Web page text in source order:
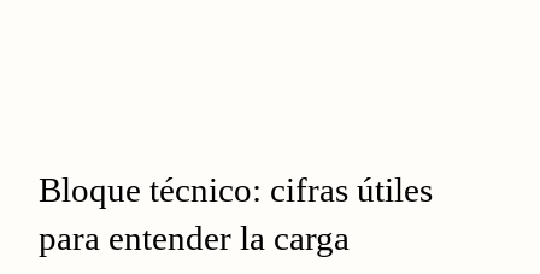
Bloque técnico: cifras útiles
para entender la carga